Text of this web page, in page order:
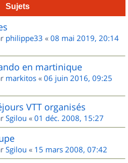
Sujets
philippe33 « 08 mai 2019, 20:14
en martinique
markitos « 06 juin 2016, 09:25
VTT organisés
Sgilou « 01 déc. 2008, 15:27
Sgilou « 15 mars 2008, 07:42